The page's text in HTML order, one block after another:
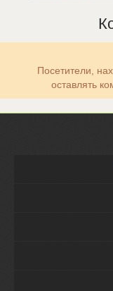
Посетители,
оставлять